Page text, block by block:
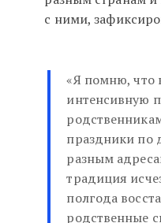
с ними,
«Я помню, что
интенсивную
праздники по
разным
традиция
полгода
родственные